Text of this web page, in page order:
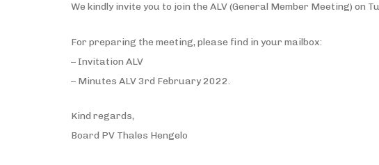
We kindly invite you to join the ALV (General Member Meeting) on
For preparing the meeting, please find in your mailbox:
– Invitation ALV
– Minutes ALV 3rd February 2022.
Kind regards,
Board PV Thales Hengelo